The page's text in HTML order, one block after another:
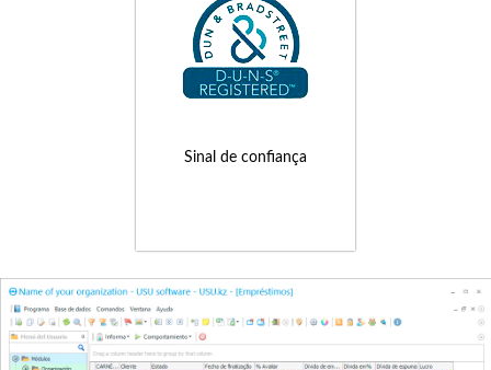
Sinal de confiança